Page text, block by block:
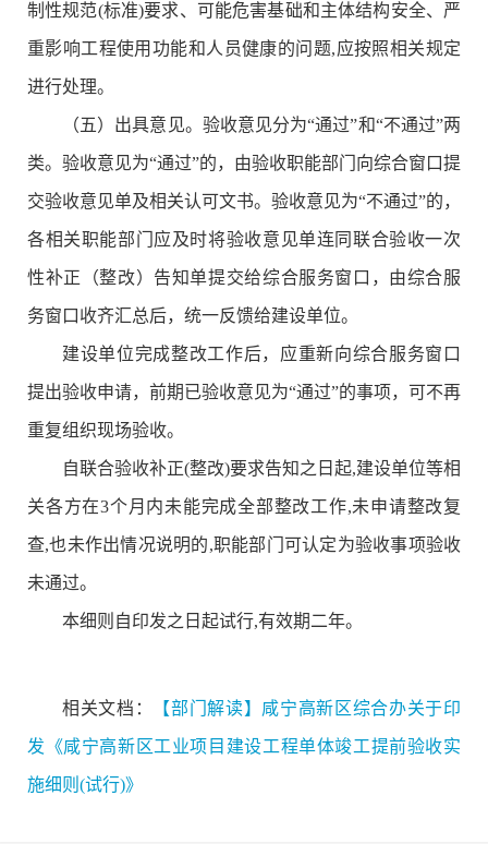
制性规范(标准)要求、可能危害基础和主体结构安全、严
重影响工程使用功能和人员健康的问题,应按照相关规定
进行处理。
（五）出具意见。验收意见分为“通过”和“不通过”两
类。验收意见为“通过”的，由验收职能部门向综合窗口提
交验收意见单及相关认可文书。验收意见为“不通过”的，
各相关职能部门应及时将验收意见单连同联合验收一次
性补正（整改）告知单提交给综合服务窗口，由综合服
务窗口收齐汇总后，统一反馈给建设单位。
建设单位完成整改工作后，应重新向综合服务窗口
提出验收申请，前期已验收意见为“通过”的事项，可不再
重复组织现场验收。
自联合验收补正(整改)要求告知之日起,建设单位等相
关各方在3个月内未能完成全部整改工作,未申请整改复
查,也未作出情况说明的,职能部门可认定为验收事项验收
未通过。
本细则自印发之日起试行,有效期二年。
相关文档： 【部门解读】咸宁高新区综合办关于印
发《咸宁高新区工业项目建设工程单体竣工提前验收实
施细则(试行)》